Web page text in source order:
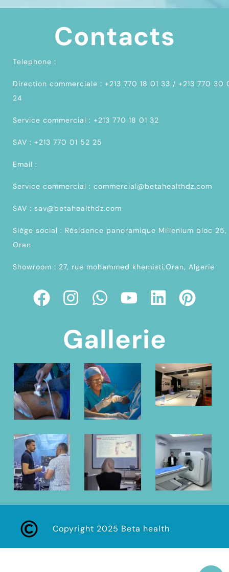
Contacts
Telephone :
Direction commerciale : +213 770 18 01 33 / +213 770 30
24
Service commercial : +213 770 18 01 32
SAV : +213 770 01 52 25
Email :
Service commercial : commercial@betahealthdz.com
SAV : sav@betahealthdz.com
Siège social : Résidence panoramique Millenium bloc 25,
Oran
Showroom : 27, rue mohammed khemisti,Oran, Algerie
Gallerie
Copyright 2025 Beta health